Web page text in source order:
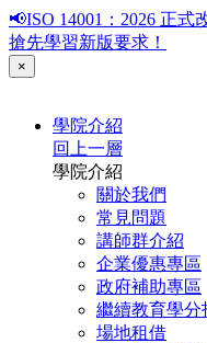
📢ISO 14001：2026 正式
搶先學習新版要求！
×
學院介紹
回上一層
學院介紹
關於我們
常見問題
講師群介紹
企業優惠專區
政府補助專區
繼續教育學分
場地租借